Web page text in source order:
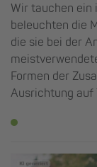
Wir tauchen ein
beleuchten die
die sie bei der
Formen der
Ausrichtung auf